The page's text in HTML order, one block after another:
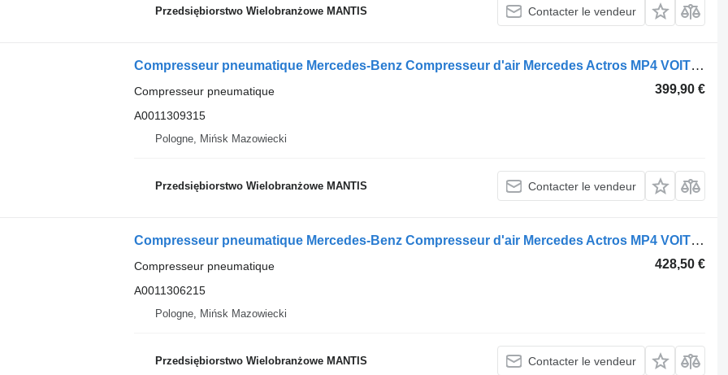
Przedsiębiorstwo Wielobranżowe MANTIS Contacter le vendeur
Compresseur pneumatique Mercedes-Benz Compresseur d'air Mercedes Actros MP4 VOITH A0011309 A0011309315 pour tracteur routier
399,90 €
Compresseur pneumatique
A0011309315
Pologne, Mińsk Mazowiecki
Przedsiębiorstwo Wielobranżowe MANTIS Contacter le vendeur
Compresseur pneumatique Mercedes-Benz Compresseur d'air Mercedes Actros MP4 VOITH A0011306 A0011306215 pour tracteur routier
428,50 €
Compresseur pneumatique
A0011306215
Pologne, Mińsk Mazowiecki
Przedsiębiorstwo Wielobranżowe MANTIS Contacter le vendeur